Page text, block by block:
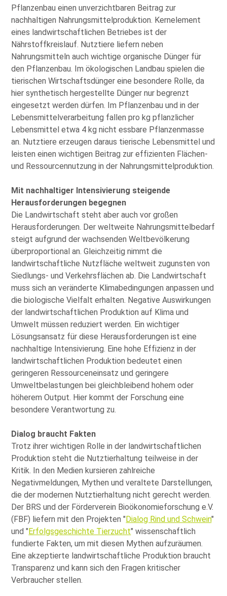
Pflanzenbau einen unverzichtbaren Beitrag zur
nachhaltigen Nahrungsmittelproduktion. Kernelement
eines landwirtschaftlichen Betriebes ist der
Nährstoffkreislauf. Nutztiere liefern neben
Nahrungsmitteln auch wichtige organische Dünger für
den Pflanzenbau. Im ökologischen Landbau spielen die
tierischen Wirtschaftsdünger eine besondere Rolle, da
hier synthetisch hergestellte Dünger nur begrenzt
eingesetzt werden dürfen. Im Pflanzenbau und in der
Lebensmittelverarbeitung fallen pro kg pflanzlicher
Lebensmittel etwa 4 kg nicht essbare Pflanzenmasse
an. Nutztiere erzeugen daraus tierische Lebensmittel und
leisten einen wichtigen Beitrag zur effizienten Flächen-
und Ressourcennutzung in der Nahrungsmittelproduktion.
Mit nachhaltiger Intensivierung steigende
Herausforderungen begegnen
Die Landwirtschaft steht aber auch vor großen
Herausforderungen. Der weltweite Nahrungsmittelbedarf
steigt aufgrund der wachsenden Weltbevölkerung
überproportional an. Gleichzeitig nimmt die
landwirtschaftliche Nutzfläche weltweit zugunsten von
Siedlungs- und Verkehrsflächen ab. Die Landwirtschaft
muss sich an veränderte Klimabedingungen anpassen und
die biologische Vielfalt erhalten. Negative Auswirkungen
der landwirtschaftlichen Produktion auf Klima und
Umwelt müssen reduziert werden. Ein wichtiger
Lösungsansatz für diese Herausforderungen ist eine
nachhaltige Intensivierung. Eine hohe Effizienz in der
landwirtschaftlichen Produktion bedeutet einen
geringeren Ressourceneinsatz und geringere
Umweltbelastungen bei gleichbleibend hohem oder
höherem Output. Hier kommt der Forschung eine
besondere Verantwortung zu.
Dialog braucht Fakten
Trotz ihrer wichtigen Rolle in der landwirtschaftlichen
Produktion steht die Nutztierhaltung teilweise in der
Kritik. In den Medien kursieren zahlreiche
Negativmeldungen, Mythen und veraltete Darstellungen,
die der modernen Nutztierhaltung nicht gerecht werden.
Der BRS und der Förderverein Bioökonomieforschung e.V.
(FBF) liefern mit den Projekten Dialog Rind und Schwein
und Erfolgsgeschichte Tierzucht wissenschaftlich
fundierte Fakten, um mit diesen Mythen aufzuräumen.
Eine akzeptierte landwirtschaftliche Produktion braucht
Transparenz und kann sich den Fragen kritischer
Verbraucher stellen.